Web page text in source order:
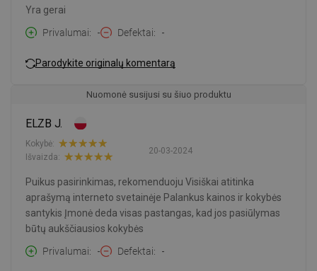
Yra gerai
Privalumai
- Defektai -
Parodykite originalų komentarą
Nuomonė susijusi su šiuo produktu
ELZB J.
20-03-2024
Kokybė:
Išvaizda:
Puikus pasirinkimas, rekomenduoju Visiškai atitinka
aprašymą interneto svetainėje Palankus kainos ir kokybės
santykis Įmonė deda visas pastangas, kad jos pasiūlymas
būtų aukščiausios kokybės
Privalumai
- Defektai -